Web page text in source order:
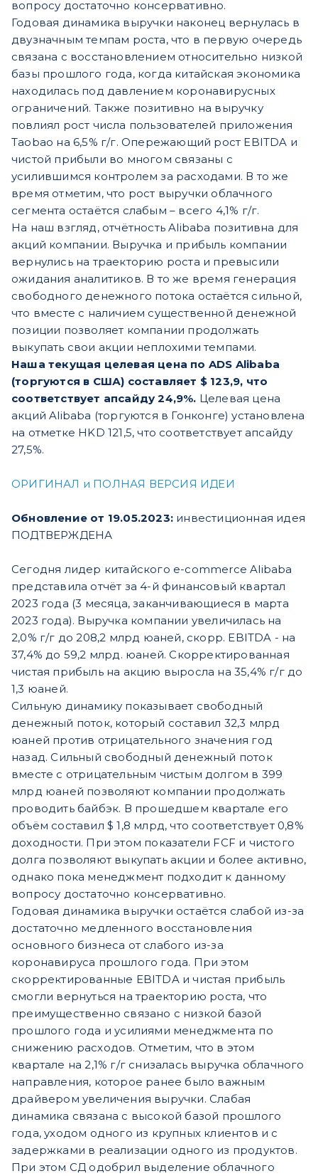
вопросу достаточно консервативно.
Годовая динамика выручки наконец вернулась в
двузначным темпам роста, что в первую очередь
связана с восстановлением относительно низкой
базы прошлого года, когда китайская экономика
находилась под давлением коронавирусных
ограничений. Также позитивно на выручку
повлиял рост числа пользователей приложения
Taobao на 6,5% г/г. Опережающий рост EBITDA и
чистой прибыли во многом связаны с
усилившимся контролем за расходами. В то же
время отметим, что рост выручки облачного
сегмента остаётся слабым – всего 4,1% г/г.
На наш взгляд, отчётность Alibaba позитивна для
акций компании. Выручка и прибыль компании
вернулись на траекторию роста и превысили
ожидания аналитиков. В то же время генерация
свободного денежного потока остаётся сильной,
что вместе с наличием существенной денежной
позиции позволяет компании продолжать
выкупать свои акции неплохими темпами.
Наша текущая целевая цена по ADS Alibaba
(торгуются в США) составляет $ 123,9, что
соответствует апсайду 24,9%. Целевая цена
акций Alibaba (торгуются в Гонконге) установлена
на отметке HKD 121,5, что соответствует апсайду
27,5%.
ОРИГИНАЛ и ПОЛНАЯ ВЕРСИЯ ИДЕИ
Обновление от 19.05.2023: инвестиционная идея
ПОДТВЕРЖДЕНА
Сегодня лидер китайского e-commerce Alibaba
представила отчёт за 4-й финансовый квартал
2023 года (3 месяца, заканчивающиеся в марта
2023 года). Выручка компании увеличилась на
2,0% г/г до 208,2 млрд юаней, скорр. EBITDA - на
37,4% до 59,2 млрд. юаней. Скорректированная
чистая прибыль на акцию выросла на 35,4% г/г до
1,3 юаней.
Сильную динамику показывает свободный
денежный поток, который составил 32,3 млрд
юаней против отрицательного значения год
назад. Сильный свободный денежный поток
вместе с отрицательным чистым долгом в 399
млрд юаней позволяют компании продолжать
проводить байбэк. В прошедшем квартале его
объём составил $ 1,8 млрд, что соответствует 0,8%
доходности. При этом показатели FCF и чистого
долга позволяют выкупать акции и более активно,
однако пока менеджмент подходит к данному
вопросу достаточно консервативно.
Годовая динамика выручки остаётся слабой из-за
достаточно медленного восстановления
основного бизнеса от слабого из-за
коронавируса прошлого года. При этом
скорректированные EBITDA и чистая прибыль
смогли вернуться на траекторию роста, что
преимущественно связано с низкой базой
прошлого года и усилиями менеджмента по
снижению расходов. Отметим, что в этом
квартале на 2,1% г/г снизалась выручка облачного
направления, которое ранее было важным
драйвером увеличения выручки. Слабая
динамика связана с высокой базой прошлого
года, уходом одного из крупных клиентов и с
задержками в реализации одного из продуктов.
При этом СД одобрил выделение облачного